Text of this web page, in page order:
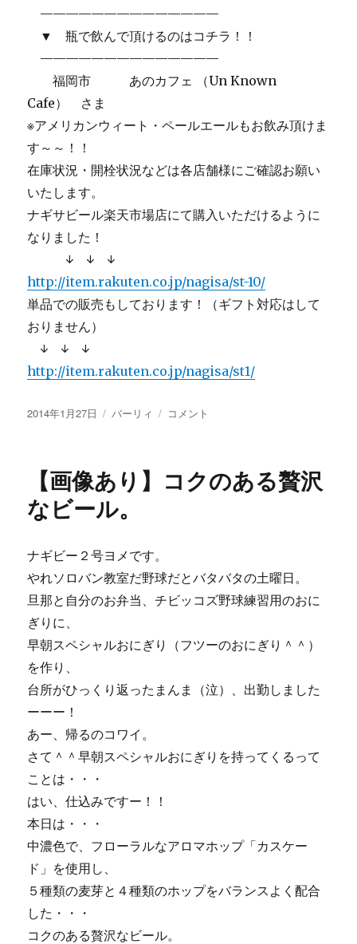
——————————————
▼ 瓶で飲んで頂けるのはコチラ！！
——————————————
福岡市 あのカフェ （Un Known
Cafe） さま
※アメリカンウィート・ペールエールもお飲み頂けま
す～～！！
在庫状況・開栓状況などは各店舗様にご確認お願い
いたします。
ナギサビール楽天市場店にて購入いただけるように
なりました！
↓ ↓ ↓
http://item.rakuten.co.jp/nagisa/st-10/
単品での販売もしております！（ギフト対応はして
おりません）
↓ ↓ ↓
http://item.rakuten.co.jp/nagisa/st1/
投
2014年1月27日
カ
ー
バーリィ
【画
お
ビ
ス
チ
岡
ギ
に
コメント
【画像あり】コクのある贅沢
なビール。
ナギビー２号ヨメです。
やれソロバン教室だ野球だとバタバタの土曜日。
旦那と自分のお弁当、チビッコズ野球練習用のおに
ぎりに、
早朝スペシャルおにぎり（フツーのおにぎり＾＾）
を作り、
台所がひっくり返ったまんま（泣）、出勤しました
ーーー！
あー、帰るのコワイ。
さて＾＾早朝スペシャルおにぎりを持ってくるって
ことは・・・
はい、仕込みですー！！
本日は・・・
中濃色で、フローラルなアロマホップ「カスケー
ド」を使用し、
５種類の麦芽と４種類のホップをバランスよく配合
した・・・
コクのある贅沢なビール。